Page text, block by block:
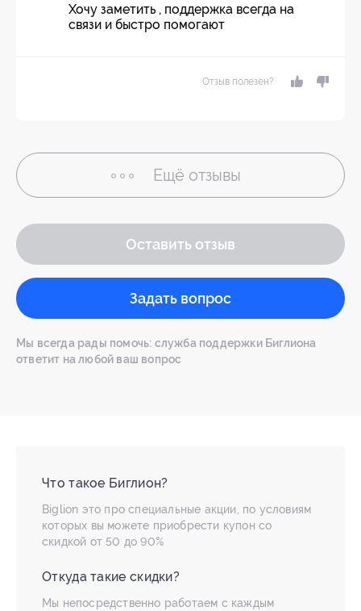
Хочу заметить , поддержка всегда на
связи и быстро помогают
Отзыв полезен?
Ещё отзывы
Оставить отзыв
Задать вопрос
Мы всегда рады помочь: служба поддержки Биглиона
ответит на любой ваш вопрос
Что такое Биглион?
Biglion это про специальные акции, по условиям
которых вы можете приобрести купон со
скидкой от 50 до 90%
Откуда такие скидки?
Мы непосредственно работаем с каждым